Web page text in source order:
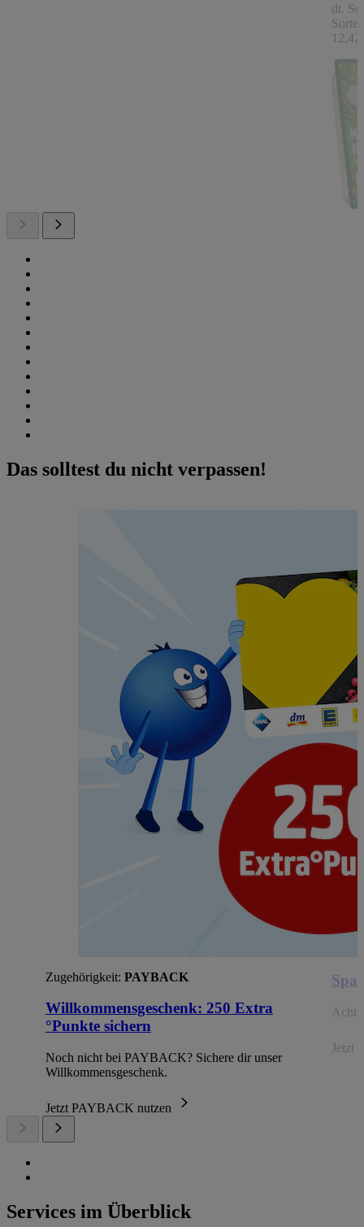
dt.
Das solltest du nicht verpassen!
Zugehörigkeit: PAYBACK
Willkommensgeschenk: 250 Extra
°Punkte sichern
Noch nicht bei PAYBACK? Sichere dir unser
Willkommensgeschenk.
Jetzt PAYBACK nutzen
Jetzt
Services im Überblick